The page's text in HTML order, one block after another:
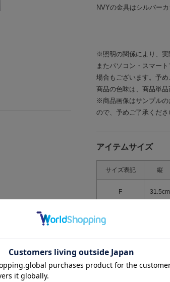
NVYの金具はシルバー
※照明の関係により、実
またパソコン・スマー
場合もございます。予め
商品の色味は、商品単品
※商品画像はサンプルの
ので、予めご了承くださ
アイテムサイズ
サイズ表記 縦
F 31.5cm
> 返品について